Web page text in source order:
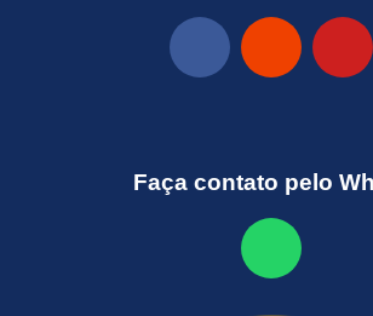
Faça contato pelo